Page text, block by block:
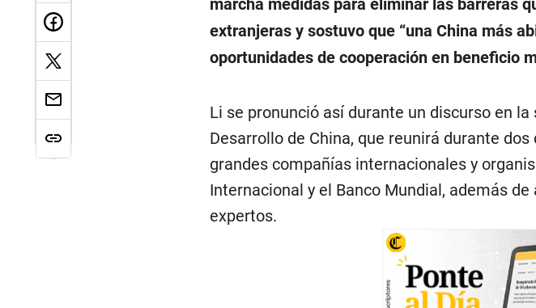
extranjeras y sostuvo que “una China más
oportunidades de cooperación en beneficio
Li se pronunció así durante un discurso en
Desarrollo de China, que reunirá durante
grandes compañías internacionales y
Internacional y el Banco Mundial, además
expertos.